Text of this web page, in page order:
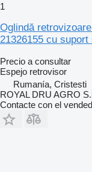
1
Oglindă
21326155 cu
Precio a consultar
Espejo retrovisor
Rumanía, Cristesti
ROYAL DRU AGRO
Contacte con el